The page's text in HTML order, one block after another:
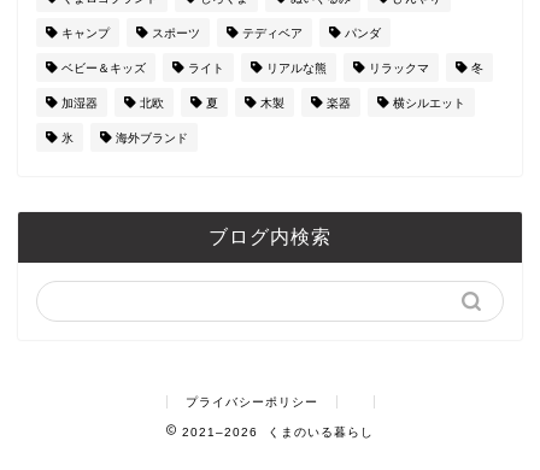
キャンプ スポーツ テディベア パンダ
ベビー＆キッズ ライト リアルな熊 リラックマ 冬
加湿器 北欧 夏 木製 楽器 横シルエット
氷 海外ブランド
ブログ内検索
プライバシーポリシー
2021–2026 くまのいる暮らし